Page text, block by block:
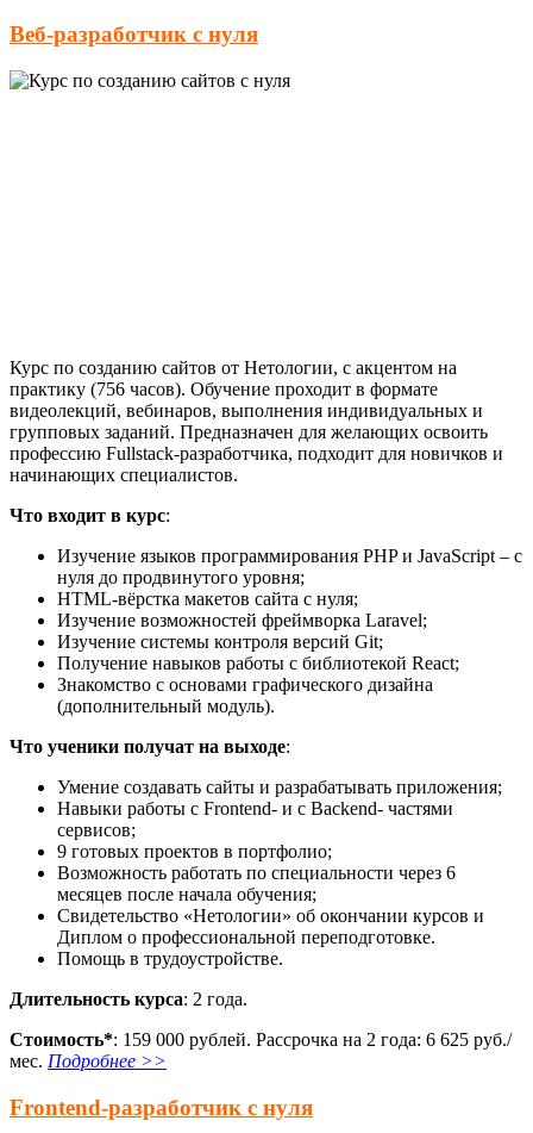
Веб-разработчик с нуля
Курс по созданию сайтов от Нетологии, с акцентом на
практику (756 часов). Обучение проходит в формате
видеолекций, вебинаров, выполнения индивидуальных и
групповых заданий. Предназначен для желающих освоить
профессию Fullstack-разработчика, подходит для новичков и
начинающих специалистов.
Что входит в курс:
Изучение языков программирования PHP и JavaScript – с
нуля до продвинутого уровня;
HTML-вёрстка макетов сайта с нуля;
Изучение возможностей фреймворка Laravel;
Изучение системы контроля версий Git;
Получение навыков работы с библиотекой React;
Знакомство с основами графического дизайна
(дополнительный модуль).
Что ученики получат на выходе:
Умение создавать сайты и разрабатывать приложения;
Навыки работы с Frontend- и с Backend- частями
сервисов;
9 готовых проектов в портфолио;
Возможность работать по специальности через 6
месяцев после начала обучения;
Свидетельство «Нетологии» об окончании курсов и
Диплом о профессиональной переподготовке.
Помощь в трудоустройстве.
Длительность курса: 2 года.
Стоимость*: 159 000 рублей. Рассрочка на 2 года: 6 625 руб./
мес. Подробнее >>
Frontend-разработчик с нуля